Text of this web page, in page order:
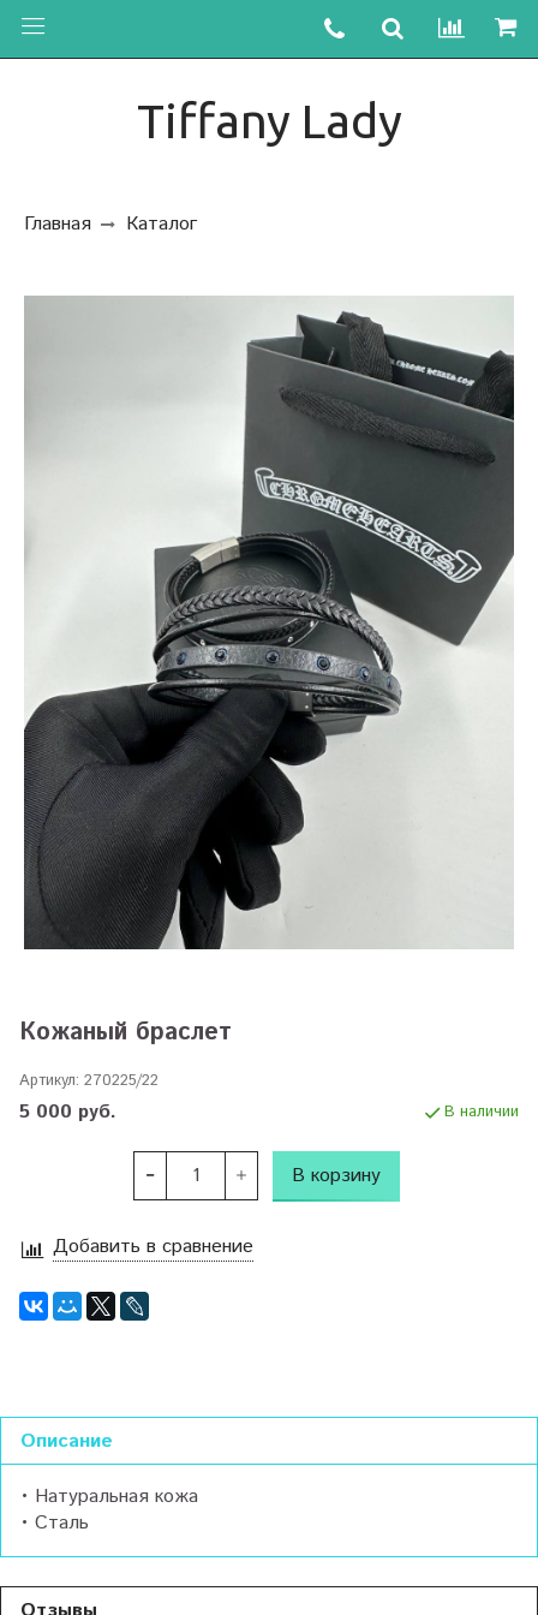
Tiffany Lady
Главная Каталог
Кожаный браслет
Артикул: 270225/22
5 000 руб. В наличии
В корзину
Добавить в сравнение
Описание
• Натуральная кожа
• Сталь